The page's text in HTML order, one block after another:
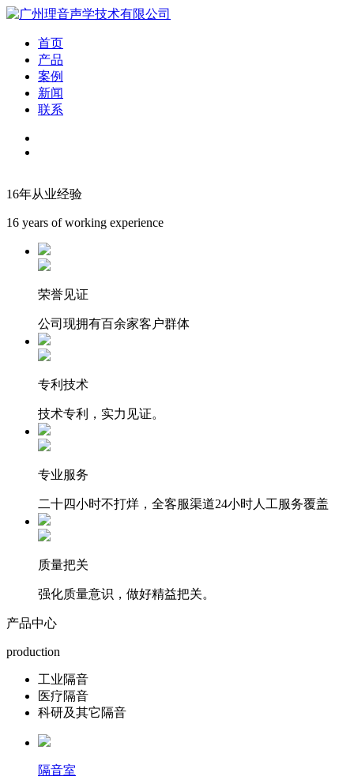
首页
产品
案例
新闻
联系
16年从业经验
16 years of working experience
荣誉见证
公司现拥有百余家客户群体
专利技术
技术专利，实力见证。
专业服务
二十四小时不打烊，全客服渠道24小时人工服务覆盖
质量把关
强化质量意识，做好精益把关。
产品中心
production
工业隔音
医疗隔音
科研及其它隔音
隔音室